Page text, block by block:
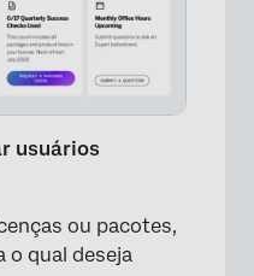
usuários
ou pacotes,
o qual deseja